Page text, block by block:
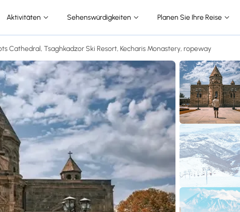
Aktivitäten Sehenswürdigkeiten Planen Sie Ihre Reise
Cathedral, Tsaghkadzor Ski Resort, Kecharis Monastery, ropeway